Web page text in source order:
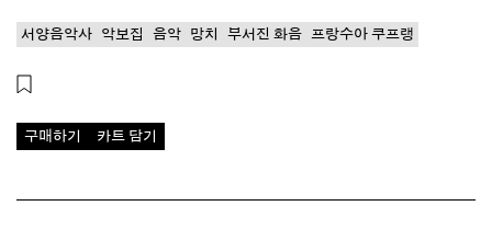
서양음악사 악보집 음악 망치 부서진 화음 프랑수아 쿠프랭
카트 담기
구매하기